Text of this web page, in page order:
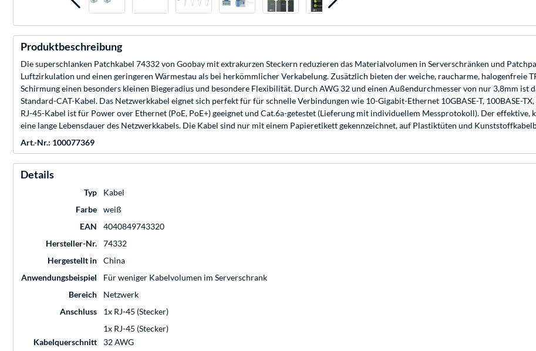
Produktbeschreibung
Die superschlanken Patchkabel 74332 von Goobay mit extrakurzen Steckern reduzieren das Materialvolumen in Serverschränken und
Luftzirkulation und einen geringeren Wärmestau als bei herkömmlicher Verkabelung. Zusätzlich bieten der weiche, raucharme, halogenfreie
Schirmung einen besonders kleinen Biegeradius und besondere Flexibilität. Durch AWG 32 und einen Außendurchmesser von nur 3,8mm ist
Standard-CAT-Kabel. Das Netzwerkkabel eignet sich perfekt für für schnelle Verbindungen wie 10-Gigabit-Ethernet 10GBASE-T, 100BASE-
RJ-45-Kabel ist für Power over Ethernet (PoE, PoE+) geeignet und Cat.6a-getestet (Lieferung mit individuellem Messprotokoll). Der
eine lange Lebensdauer des Netzwerkkabels. Die Kabel sind nur mit einem Papieretikett gekennzeichnet, auf Plastiktüten und
Art.-Nr.: 100077369
Details
Typ
Kabel
Farbe
weiß
EAN
4040849743320
Hersteller-Nr.
74332
Hergestellt in
China
Anwendungsbeispiel
Für weniger Kabelvolumen im Serverschrank
Bereich
Netzwerk
Anschluss
1x RJ-45 (Stecker)
1x RJ-45 (Stecker)
Kabelquerschnitt
32 AWG